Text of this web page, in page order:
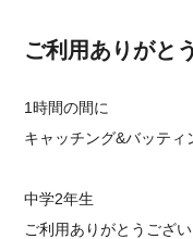
ご利用ありがと
1時間の間に
キャッチング&バッティ
中学2年生
ご利用ありがとうござ